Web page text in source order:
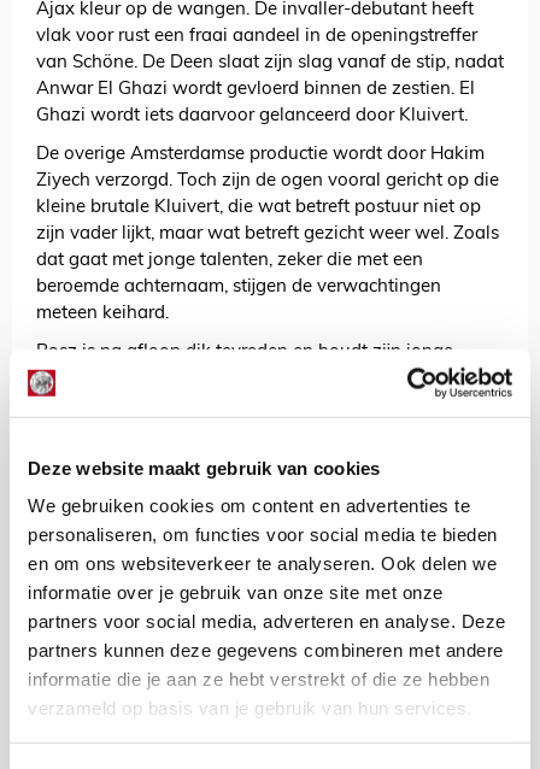
Deze website maakt gebruik van cookies
We gebruiken cookies om content en advertenties te
personaliseren, om functies voor social media te bieden
en om ons websiteverkeer te analyseren. Ook delen we
informatie over je gebruik van onze site met onze
partners voor social media, adverteren en analyse. Deze
partners kunnen deze gegevens combineren met andere
informatie die je aan ze hebt verstrekt of die ze hebben
verzameld op basis van je gebruik van hun services.
Ajax kleur op de wangen. De invaller-debutant heeft
vlak voor rust een fraai aandeel in de openingstreffer
van Schöne. De Deen slaat zijn slag vanaf de stip, nadat
Anwar El Ghazi wordt gevloerd binnen de zestien. El
Ghazi wordt iets daarvoor gelanceerd door Kluivert.
De overige Amsterdamse productie wordt door Hakim
Ziyech verzorgd. Toch zijn de ogen vooral gericht op die
kleine brutale Kluivert, die wat betreft postuur niet op
zijn vader lijkt, maar wat betreft gezicht weer wel. Zoals
dat gaat met jonge talenten, zeker die met een
beroemde achternaam, stijgen de verwachtingen
meteen keihard.
Bosz is na afloop dik tevreden en houdt zijn jonge
aanvaller uit de wind. Hij probeert de boel te temperen:
Kluivert junior leest even verderop een appje voor van
trotse vader Patrick. Dat doet hij voor de draaiende
camera van
: “Heel goed gespeeld. Inderdaad je
Vanaf nu gaat het allemaal beginnen.”
De tiener vertelt ook meteen dat vergelijkingen met zijn
vader onzinnig zijn. “Ik heb hem zelf nooit zien spelen.
Ik ken hem vooral van de oude beelden. Hij was een
echte spits. Ik ben een vaardige buitenspeler, op rechts
of links. Ik leef van de voorzet en de steekpass. Mijn
vader was een afmaker.”